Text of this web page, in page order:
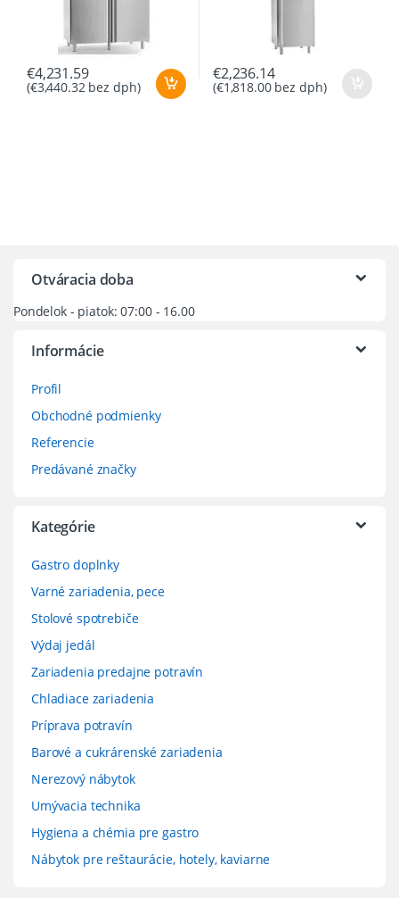
€4,231.59
(€3,440.32 bez dph)
€2,236.14
(€1,818.00bez dph)
Otváracia doba
Pondelok - piatok: 07:00 - 16.00
Informácie
Profil
Obchodné podmienky
Referencie
Predávané značky
Kategórie
Gastro doplnky
Varné zariadenia, pece
Stolové spotrebiče
Výdaj jedál
Zariadenia predajne potravín
Chladiace zariadenia
Príprava potravín
Barové a cukrárenské zariadenia
Nerezový nábytok
Umývacia technika
Hygiena a chémia pre gastro
Nábytok pre reštaurácie, hotely, kaviarne